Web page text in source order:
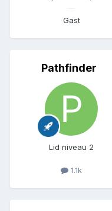
Gast
Pathfinder
Lid niveau 2
1.1k